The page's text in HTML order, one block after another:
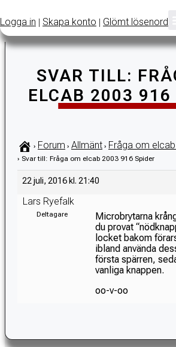
Logga in | Skapa konto | Glömt lösenord
SVAR TILL:
ELCAB 2003 916
› Forum › Allmänt › Fråga om
› Svar till: Fråga om elcab 2003 916 Spider
22 juli, 2016 kl. 21:40
Lars Ryefalk
Deltagare
Microbrytarna
du provat
locket bakom
ibland använda
första spärren,
vanliga knappen.
oo-v-oo